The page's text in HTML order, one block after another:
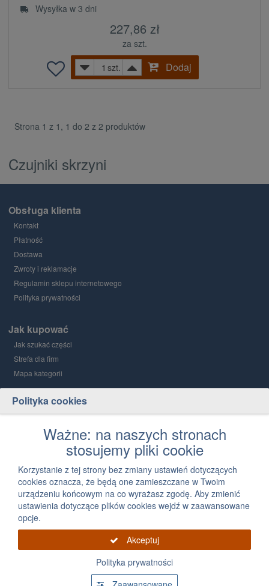
Wysyłka w 3 dni
227,86 zł
za szt.
szt.
Dodaj
Strona 1 z 1, 1 do 2 z 2 produktów
Czujniki skrzyni
Polityka cookies
Ważne: na naszych stronach
stosujemy pliki cookie
Korzystanie z tej strony bez zmiany ustawień dotyczących
cookies oznacza, że będą one zamieszczane w Twoim
urządzeniu końcowym na co wyrażasz zgodę. Aby zmienić
ustawienia dotyczące plików cookies wejdź w zaawansowane
opcje.
Akceptuj
Polityka prywatności
Obsługa klienta
Kontakt
Płatność
Dostawa
Zwroty i reklamacje
Regulamin sklepu internetowego
Polityka prywatności
Jak kupować
Jak szukać części
Strefa dla firm
Mapa kategorii
Grupa PGD i Holding 1
12 300 03 05
Napisz, jak możemy Ci pomóc
tej stronie zabronione